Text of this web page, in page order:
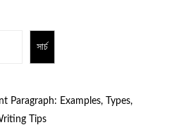
সার্চ
Paragraph: Examples, Types,
Tips